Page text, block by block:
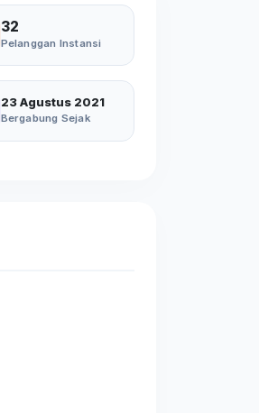
32
Pelanggan Instansi
23 Agustus 2021
Bergabung Sejak